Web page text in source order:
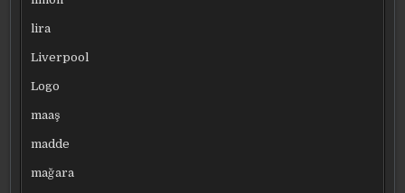
lira
Liverpool
Logo
maaş
madde
mağara